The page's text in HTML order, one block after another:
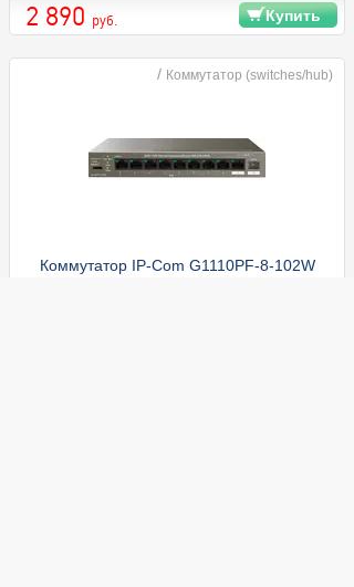
2 890 руб. Купить
/ Коммутатор (switches/hub)
Коммутатор IP-Com G1110PF-8-102W